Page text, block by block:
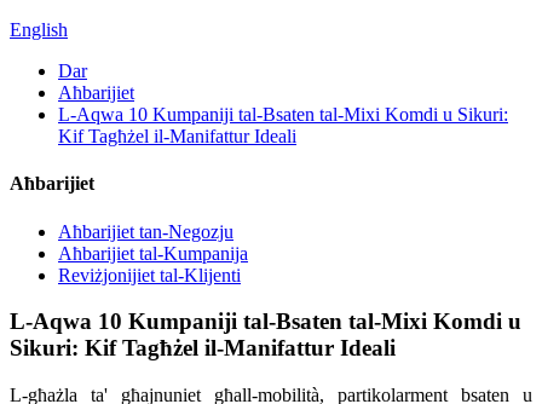
English
Dar
Aħbarijiet
L-Aqwa 10 Kumpaniji tal-Bsaten tal-Mixi Komdi u Sikuri:
Kif Tagħżel il-Manifattur Ideali
Aħbarijiet
Aħbarijiet tan-Negozju
Aħbarijiet tal-Kumpanija
Reviżjonijiet tal-Klijenti
L-Aqwa 10 Kumpaniji tal-Bsaten tal-Mixi Komdi u
Sikuri: Kif Tagħżel il-Manifattur Ideali
L-għażla ta' għajnuniet għall-mobilità, partikolarment bsaten u